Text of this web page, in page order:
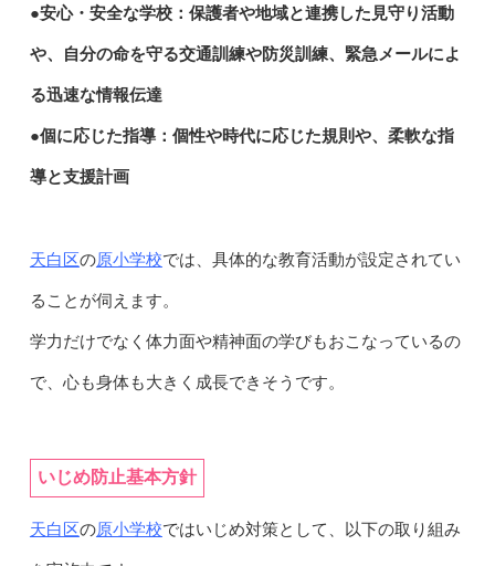
●安心・安全な学校：保護者や地域と連携した見守り活動
や、自分の命を守る交通訓練や防災訓練、緊急メールによ
る迅速な情報伝達
●個に応じた指導：個性や時代に応じた規則や、柔軟な指
導と支援計画
天白区の原小学校では、具体的な教育活動が設定されてい
ることが伺えます。
学力だけでなく体力面や精神面の学びもおこなっているの
で、心も身体も大きく成長できそうです。
いじめ防止基本方針
天白区の原小学校ではいじめ対策として、以下の取り組み